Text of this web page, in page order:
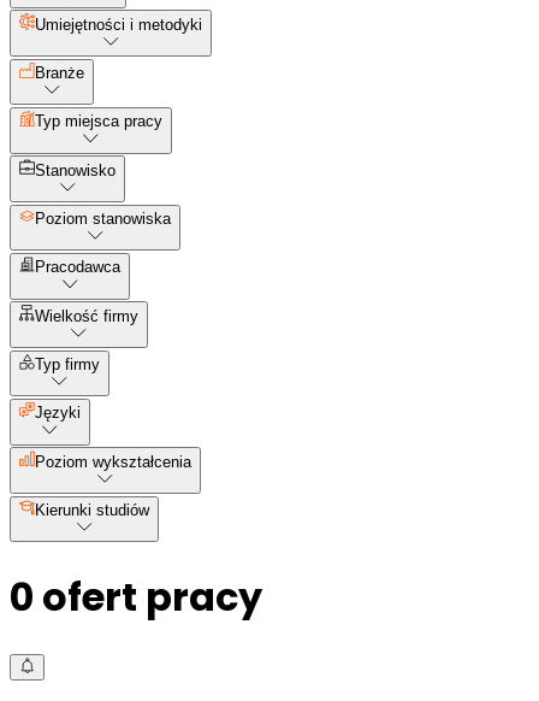
Umiejętności i metodyki
Branże
Typ miejsca pracy
Stanowisko
Poziom stanowiska
Pracodawca
Wielkość firmy
Typ firmy
Języki
Poziom wykształcenia
Kierunki studiów
0 ofert pracy